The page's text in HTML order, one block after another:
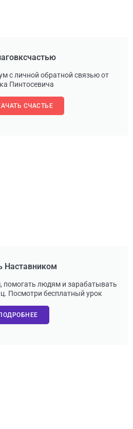
с личной обратной связью от
Пинтосевича
СЧАСТЬЕ
Наставником
помогать людям и зарабатывать
Посмотри бесплатный урок